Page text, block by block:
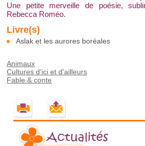
Une petite merveille de poésie,
Rebecca Roméo.
Aslak et les aurores boréales
Animaux
Cultures d'ici et d'ailleurs
Fable & conte
Actualités